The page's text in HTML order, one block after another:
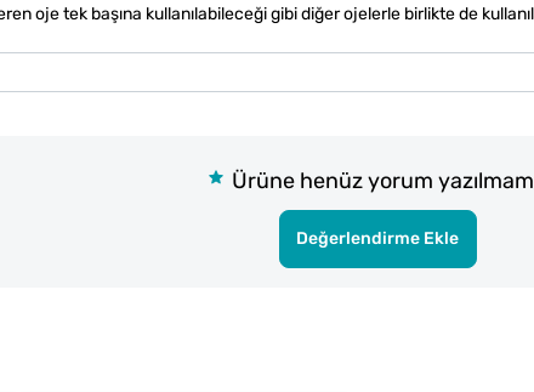
oje tek başına kullanılabileceği gibi diğer ojelerle birlikte de
Ürüne henüz yorum
Değerlendirme Ekle